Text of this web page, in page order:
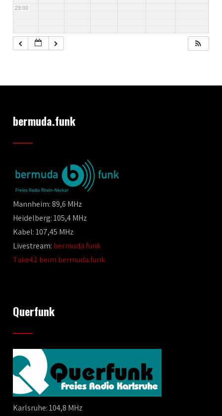
23:00
bermuda.funk
Mannheim: 89,6 MHz
Heidelberg: 105,4 MHz
Kabel: 107,45 MHz
Livestream: bermuda.funk
Take42 beim bermuda.funk
Querfunk
Karlsruhe: 104,8 MHz